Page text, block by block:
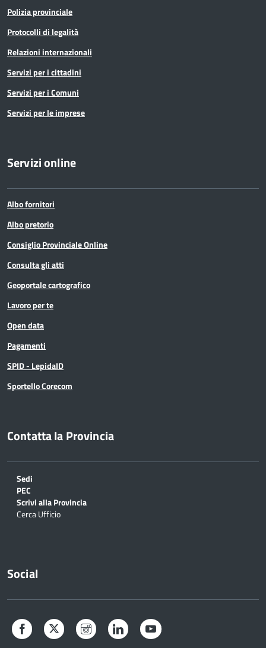
Polizia provinciale
Protocolli di legalità
Relazioni internazionali
Servizi per i cittadini
Servizi per i Comuni
Servizi per le imprese
Servizi online
Albo fornitori
Albo pretorio
Consiglio Provinciale Online
Consulta gli atti
Geoportale cartografico
Lavoro per te
Open data
Pagamenti
SPID - LepidaID
Sportello Corecom
Contatta la Provincia
Sedi
PEC
Scrivi alla Provincia
Cerca Ufficio
Social
Facebook Twitter Instagram LinkedIn